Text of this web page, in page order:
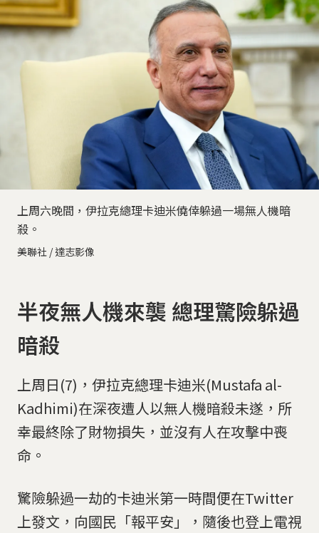
上周六晚間，伊拉克總理卡迪米僥倖躲過一場無人機暗
殺。
美聯社 / 達志影像
半夜無人機來襲 總理驚險躲過
暗殺
上周日(7)，伊拉克總理卡迪米(Mustafa al-
Kadhimi)在深夜遭人以無人機暗殺未遂，所
幸最終除了財物損失，並沒有人在攻擊中喪
命。
驚險躲過一劫的卡迪米第一時間便在Twitter
上發文，向國民「報平安」，隨後也登上電視